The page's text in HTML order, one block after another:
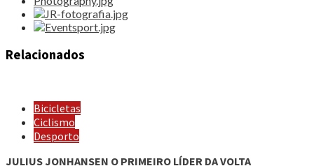
Relacionados
Bicicletas
Ciclismo
Desporto
JULIUS JONHANSEN O PRIMEIRO LÍDER DA VOLTA